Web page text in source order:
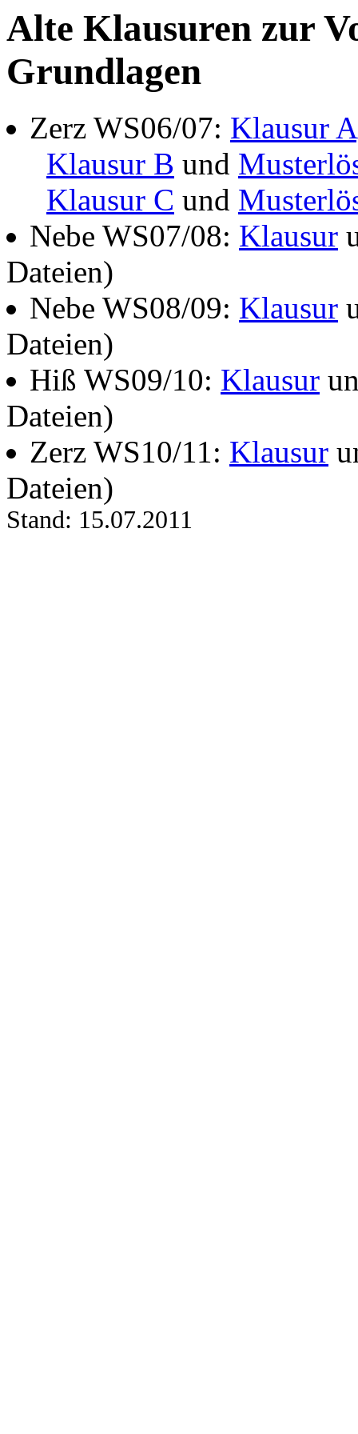
Alte Klausuren zur
Grundlagen
Zerz WS06/07: Klausur A
Klausur B und
Klausur C und
Nebe WS07/08: Klausur
Dateien)
Nebe WS08/09: Klausur
Dateien)
Hiß WS09/10: Klausur
Dateien)
Zerz WS10/11: Klausur
Dateien)
Stand: 15.07.2011